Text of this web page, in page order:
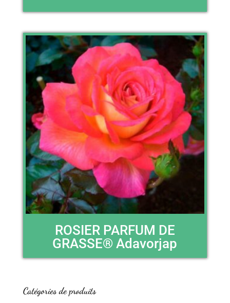
ROSIER PARFUM DE
GRASSE® Adavorjap
Catégories de produits